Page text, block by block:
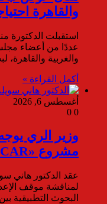
والقاهرة
استقبلت الدكتورة
عددًا من أعضاء
والغربية
أكمل القراءة »
أغسطس 6, 2026
0
وزير الري
مشروع «JCAR»
عقد الدكتور هاني
لمناقشة موقف
البحوث التطبيقية